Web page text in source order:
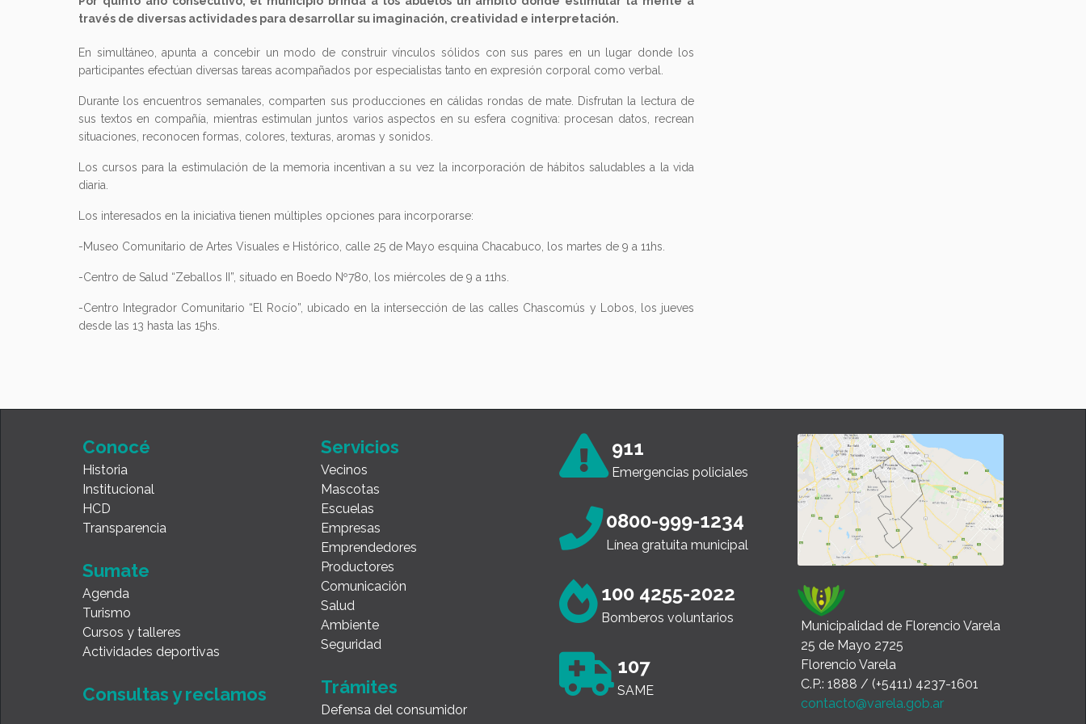
través de diversas actividades para desarrollar su imaginación, creatividad e interpretación.
En simultáneo, apunta a concebir un modo de construir vínculos sólidos con sus pares en un lugar donde los
participantes efectúan diversas tareas acompañados por especialistas tanto en expresión corporal como verbal.
Durante los encuentros semanales, comparten sus producciones en cálidas rondas de mate. Disfrutan la lectura de
sus textos en compañía, mientras estimulan juntos varios aspectos en su esfera cognitiva: procesan datos, recrean
situaciones, reconocen formas, colores, texturas, aromas y sonidos.
Los cursos para la estimulación de la memoria incentivan a su vez la incorporación de hábitos saludables a la vida
diaria.
Los interesados en la iniciativa tienen múltiples opciones para incorporarse:
-Museo Comunitario de Artes Visuales e Histórico, calle 25 de Mayo esquina Chacabuco, los martes de 9 a 11hs.
-Centro de Salud “Zeballos II”, situado en Boedo Nº780, los miércoles de 9 a 11hs.
-Centro Integrador Comunitario “El Rocío”, ubicado en la intersección de las calles Chascomús y Lobos, los jueves
desde las 13 hasta las 15hs.
Conocé
Historia
Institucional
HCD
Transparencia
Sumate
Agenda
Turismo
Cursos y talleres
Actividades deportivas
Consultas y reclamos
Servicios
Vecinos
Mascotas
Escuelas
Empresas
Emprendedores
Productores
Comunicación
Salud
Ambiente
Seguridad
Trámites
Defensa del consumidor
911
Emergencias policiales
0800-999-1234
Línea gratuita municipal
100 4255-2022
Bomberos voluntarios
107
SAME
Municipalidad de Florencio Varela
25 de Mayo 2725
Florencio Varela
C.P.: 1888 / (+5411) 4237-1601
contacto@varela.gob.ar